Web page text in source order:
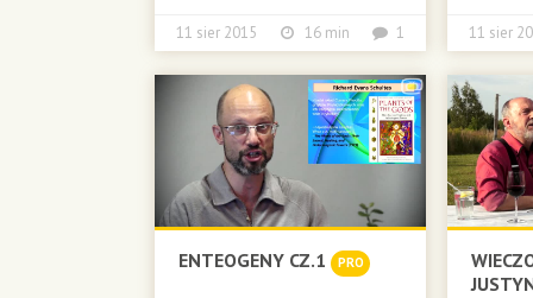
11 sier 2015 16 min 1 11 sier
ENTEOGENY CZ.1 PRO